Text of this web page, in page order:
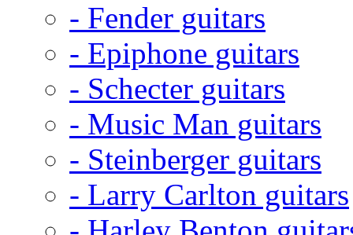
- Fender guitars
- Epiphone guitars
- Schecter guitars
- Music Man guitars
- Steinberger guitars
- Larry Carlton guitars